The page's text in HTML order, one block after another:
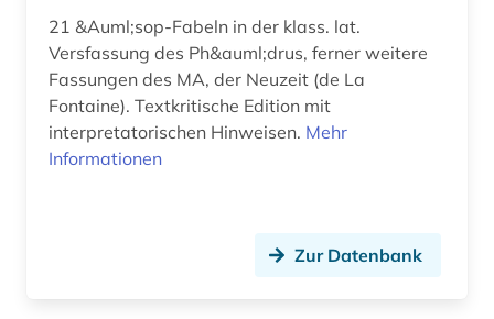
aufsatz (1)
ausbildung (2)
aussprache (3)
Suedasien (4)
Suedostasien (1)
Suedosteuropa (2)
21 &Auml;sop-Fabeln in der klass. lat.
Versfassung des Ph&auml;drus, ferner weitere
Fassungen des MA, der Neuzeit (de La
Fontaine). Textkritische Edition mit
interpretatorischen Hinweisen. Mehr
Informationen
Zur Datenbank